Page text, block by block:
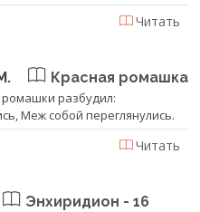
Читать
Красная ромашка
разбудил:
Меж собой переглянулись.
Читать
Энхиридион - 16